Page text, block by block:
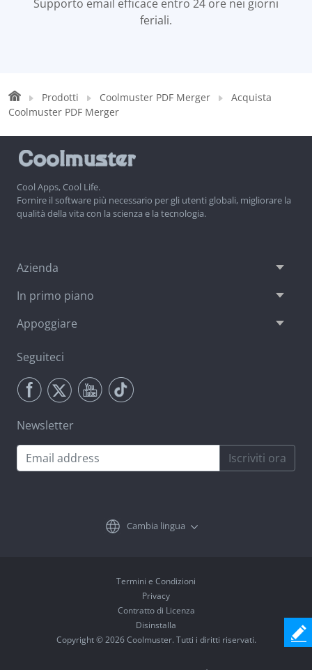
Supporto email efficace entro 24 ore nei giorni
feriali.
Prodotti Coolmuster PDF Merger
Acquista
Coolmuster PDF Merger
Cool Apps, Cool Life.
Fornire il software più necessario per gli utenti globali, migliorare la
qualità della vita con la scienza e la tecnologia.
Azienda
In primo piano
Appoggiare
Seguiteci
Newsletter
Iscriviti ora
Cambia lingua
Termini e Condizioni
Privacy
Contratto di Licenza
Disinstalla
Copyright © 2026 Coolmuster. Tutti i diritti riservati.